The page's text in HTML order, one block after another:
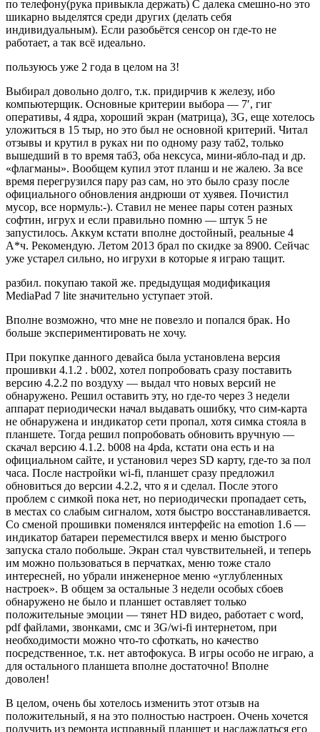
по телефону(рука привыкла держать) С далека смешно-но это
шикарно выделятся среди других (делать себя
индивидуальным). Если разобьётся сенсор он где-то не
работает, а так всё идеально.
пользуюсь уже 2 года в целом на 3!
Выбирал довольно долго, т.к. придирчив к железу, ибо
компьютерщик. Основные критерии выбора — 7′, гиг
оперативы, 4 ядра, хороший экран (матрица), 3G, еще хотелось
уложиться в 15 тыр, но это был не основной критерий. Читал
отзывы и крутил в руках ни по одному разу таб2, только
вышедший в то время таб3, оба нексуса, мини-ябло-пад и др.
«флагманы». Вообщем купил этот планш и не жалею. За все
время перегрузился пару раз сам, но это было сразу после
официального обновления андрюши от хуявея. Почистил
мусор, все нормуль:-). Ставил не менее пары сотен разных
софтин, игрух и если правильно помню — штук 5 не
запустилось. Аккум кстати вполне достойный, реальные 4
А*ч. Рекомендую. Летом 2013 брал по скидке за 8900. Сейчас
уже устарел сильно, но игрухи в которые я играю тащит.
разбил. покупаю такой же. предыдущая модификация
MediaPad 7 lite значительно уступает этой.
Вполне возможно, что мне не повезло и попался брак. Но
больше экспериментировать не хочу.
При покупке данного девайса была установлена версия
прошивки 4.1.2 . b002, хотел попробовать сразу поставить
версию 4.2.2 по воздуху — выдал что новых версий не
обнаружено. Решил оставить эту, но где-то через 3 недели
аппарат периодически начал выдавать ошибку, что сим-карта
не обнаружена и индикатор сети пропал, хотя симка стояла в
планшете. Тогда решил попробовать обновить вручную —
скачал версию 4.1.2. b008 на 4pda, кстати она есть и на
официальном сайте, и установил через SD карту, где-то за пол
часа. После настройки wi-fi, планшет сразу предложил
обновиться до версии 4.2.2, что я и сделал. После этого
проблем с симкой пока нет, но периодически пропадает сеть,
в местах со слабым сигналом, хотя быстро восстанавливается.
Со сменой прошивки поменялся интерфейс на emotion 1.6 —
индикатор батареи переместился вверх и меню быстрого
запуска стало побольше. Экран стал чувствительней, и теперь
им можно пользоваться в перчатках, меню тоже стало
интересней, но убрали инженерное меню «углубленных
настроек». В общем за остальные 3 недели особых сбоев
обнаружено не было и планшет оставляет только
положительные эмоции — тянет HD видео, работает с word,
pdf файлами, звонками, смс и 3G/wi-fi интернетом, при
необходимости можно что-то сфоткать, но качество
посредственное, т.к. нет автофокуса. В игры особо не играю, а
для остального планшета вполне достаточно! Вполне
доволен!
В целом, очень бы хотелось изменить этот отзыв на
положительный, я на это полностью настроен. Очень хочется
получить из ремонта исправный планшет и наслаждаться его